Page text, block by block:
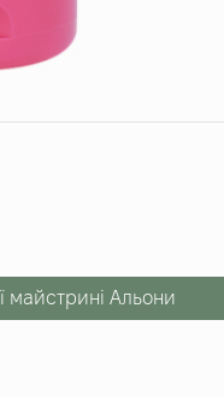
майстрині Альони